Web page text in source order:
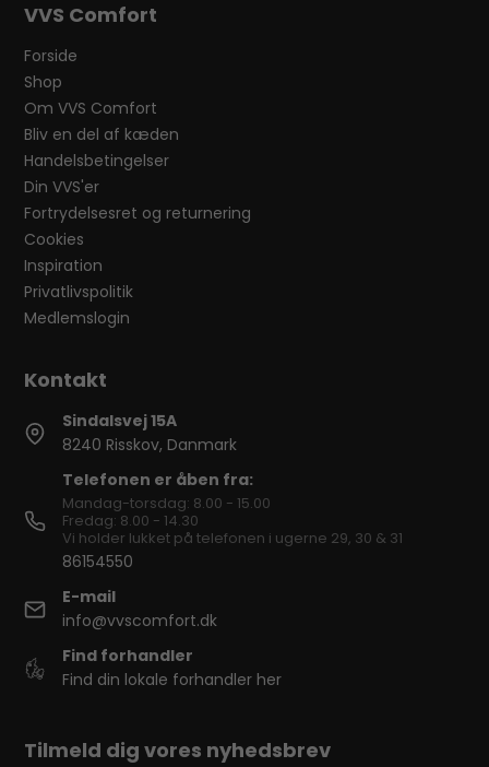
VVS Comfort
Forside
Shop
Om VVS Comfort
Bliv en del af kæden
Handelsbetingelser
Din VVS'er
Fortrydelsesret og returnering
Cookies
Inspiration
Privatlivspolitik
Medlemslogin
Sindalsvej 15A
8240 Risskov, Danmark
Telefonen er åben fra:
Mandag-torsdag: 8.00 - 15.00
Fredag: 8.00 - 14.30
Vi holder lukket på telefonen i ugerne 29, 30 & 31
86154550
E-mail
info@vvscomfort.dk
Find forhandler
Find din lokale forhandler her
Tilmeld dig vores nyhedsbrev